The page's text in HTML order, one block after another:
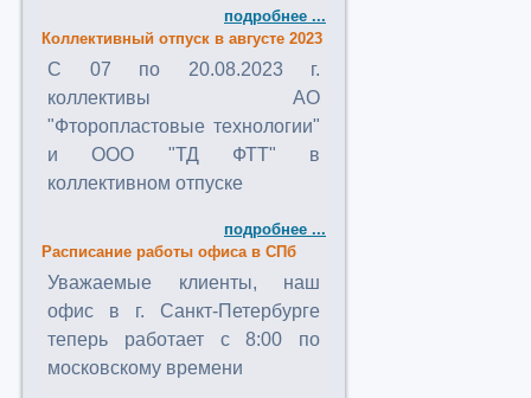
подробнее ...
Коллективный отпуск в августе 2023
C 07 по 20.08.2023 г.
коллективы АО
"Фторопластовые технологии"
и ООО "ТД ФТТ" в
коллективном отпуске
подробнее ...
Расписание работы офиса в СПб
Уважаемые клиенты, наш
офис в г. Санкт-Петербурге
теперь работает с 8:00 по
московскому времени